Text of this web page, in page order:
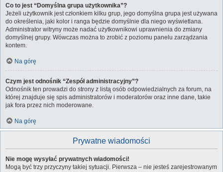
Co to jest “Domyślna grupa użytkownika”?
Jeżeli użytkownik jest członkiem kilku grup, jego domyślna grupa jest używana
do określenia, jaki kolor i ranga będzie domyślnie dla niego wyświetlana.
Administrator witryny może nadać użytkownikowi uprawnienia do zmiany
domyślnej grupy. Wówczas można to zrobić z poziomu panelu zarządzania
kontem.
Na górę
Czym jest odnośnik “Zespół administracyjny”?
Odnośnik ten prowadzi do strony z listą osób odpowiedzialnych za forum, na
której znajduje się spis administratorów i moderatorów oraz inne dane, takie
jak fora przez nich moderowane.
Na górę
Prywatne wiadomości
Nie mogę wysyłać prywatnych wiadomości!
Mogą być trzy przyczyny takiej sytuacji. Pierwsza – nie jesteś zarejestrowanym